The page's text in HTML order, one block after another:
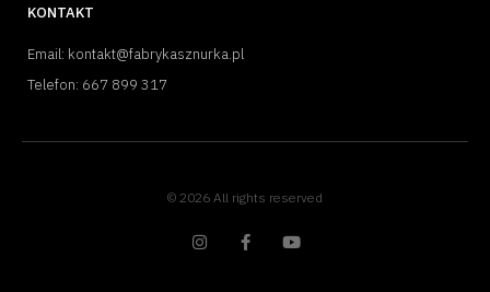
KONTAKT
Email: kontakt@fabrykasznurka.pl
Telefon: 667 899 317
© 2026 All rights reserved